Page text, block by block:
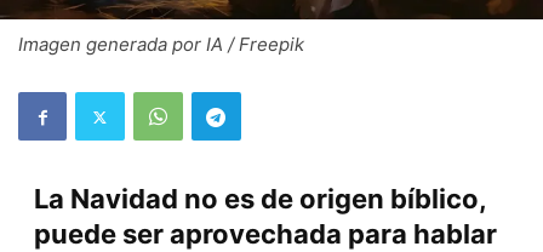
Imagen generada por IA / Freepik
La Navidad no es de origen bíblico,
puede ser aprovechada para hablar